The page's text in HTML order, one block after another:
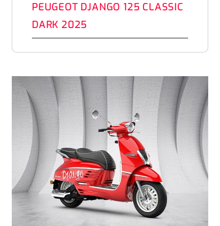
PEUGEOT DJANGO 125 CLASSIC
DARK 2025